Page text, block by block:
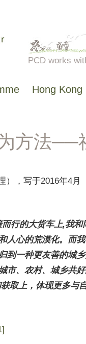
PCD works
Hong
方法──
），写于2016年4月
行的大货车上,我
人心的荒漠化。而
到一种更友善的城
市、农村、城乡共
取上，体现更多